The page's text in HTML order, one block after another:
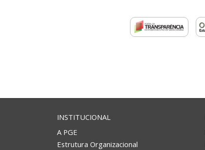
INSTITUCIONAL
A PGE
Estrutura Organizacional